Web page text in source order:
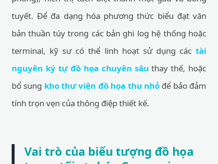
tuyết. Để đa dạng hóa phương thức biểu đạt văn
bản thuần túy trong các bản ghi log hệ thống hoặc
terminal, kỹ sư có thể linh hoạt sử dụng các tài
nguyên ký tự đồ họa chuyên sâu thay thế, hoặc
bổ sung kho thư viện đồ họa thu nhỏđể bảo đảm
tính trọn vẹn của thông điệp thiết kế.
Vai trò của biểu tượng đồ họa